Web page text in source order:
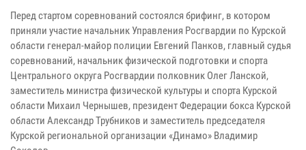
Перед стартом соревнований состоялся брифинг, в котором
приняли участие начальник Управления Росгвардии по Курской
области генерал-майор полиции Евгений Панков, главный судья
соревнований, начальник физической подготовки и спорта
Центрального округа Росгвардии полковник Олег Ланской,
заместитель министра физической культуры и спорта Курской
области Михаил Чернышев, президент Федерации бокса Курской
области Александр Трубников и заместитель председателя
Курской региональной организации «Динамо» Владимир